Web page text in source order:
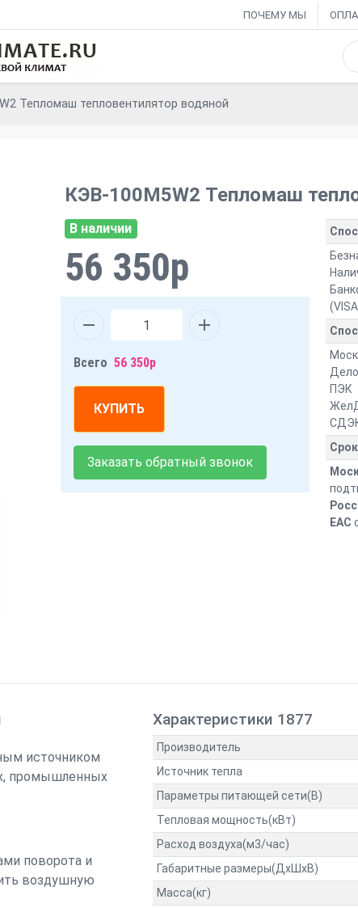
ПОЧЕМУ МЫ
Тепломаш тепловентилятор водяной
КЭВ-100М5W2 Тепломаш
В наличии
56 350р
Всего 56 350р
КУПИТЬ
Заказать обратный звонок
ПЭК
ЕАС
источником
промышленных
поворота и
воздушную
Характеристики 1877
Производитель
Источник тепла
Параметры питающей сети(В)
Тепловая мощность(кВт)
Расход воздуха(м3/час)
Габаритные размеры(ДxШxВ)
Масса(кг)